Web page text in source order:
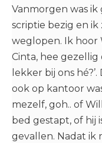
Vanmorgen was
scriptie bezig en
weglopen. Ik hoor
Cinta, hee
lekker bij ons
ook op kantoor
mezelf, goh.. of
bed gestapt, of hij
gevallen. Nadat ik